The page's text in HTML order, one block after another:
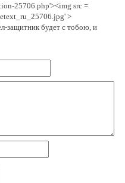
25706.php'><img src =
>
защитник будет с тобою, и